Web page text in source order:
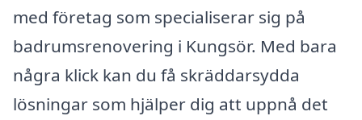
med företag som specialiserar sig på
badrumsrenovering i Kungsör. Med bara
några klick kan du få skräddarsydda
lösningar som hjälper dig att uppnå det